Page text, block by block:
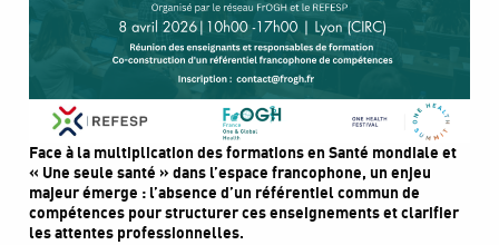
Face à la multiplication des formations en Santé mondiale et
« Une seule santé » dans l’espace francophone, un enjeu
majeur émerge : l’absence d’un référentiel commun de
compétences pour structurer ces enseignements et clarifier
les attentes professionnelles.